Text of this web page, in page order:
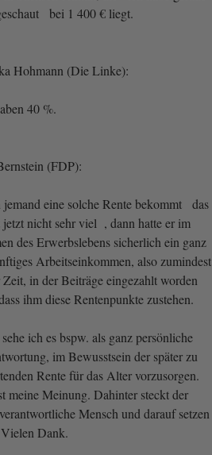
bei 1 400 € liegt.
Hohmann (Die Linke):
40 %.
(FDP):
jemand eine solche Rente bekommt das
nicht sehr viel , dann hatte er im
des Erwerbslebens sicherlich ein ganz
Arbeitseinkommen, also zumindest
Zeit, in der Beiträge eingezahlt worden
ihm diese Rentenpunkte zustehen.
ich es bspw. als ganz persönliche
im Bewusstsein der später zu
Rente für das Alter vorzusorgen.
meine Meinung. Dahinter steckt der
Mensch und darauf setzen
Dank.